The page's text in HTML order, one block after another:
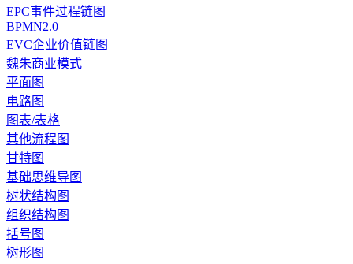
EPC事件过程链图
BPMN2.0
EVC企业价值链图
魏朱商业模式
平面图
电路图
图表/表格
其他流程图
甘特图
基础思维导图
树状结构图
组织结构图
括号图
树形图